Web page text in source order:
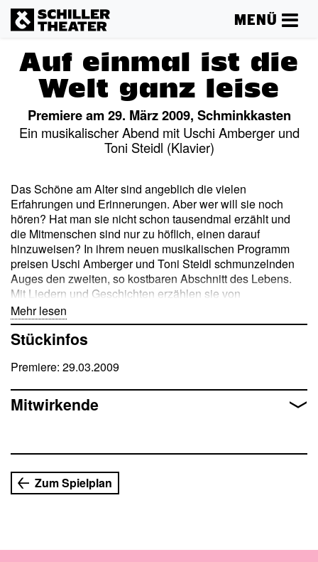
MENÜ
Auf einmal ist die
Welt ganz leise
Premiere am 29. März 2009, Schminkkasten
Ein musikalischer Abend mit Uschi Amberger und
Toni Steidl (Klavier)
Das Schöne am Alter sind angeblich die vielen
Erfahrungen und Erinnerungen. Aber wer will sie noch
hören? Hat man sie nicht schon tausendmal erzählt und
die Mitmenschen sind nur zu höflich, einen darauf
hinzuweisen? In ihrem neuen musikalischen Programm
preisen Uschi Amberger und Toni Steidl schmunzelnden
Auges den zweiten, so kostbaren Abschnitt des Lebens.
Mit Liedern und Geschichten erzählen sie von
Vergangenem, aber auch von ihren Zukunftsträumen und
sind dabei ein bisschen weise, aber kein bisschen leise.
Und im Handumdrehen ist aus dem eigentlich letzten
beiden Rudolstädter Urgesteine der vorletzte geworden.
Mehr lesen
Stückinfos
Premiere: 29.03.2009
Mitwirkende
Zum Spielplan